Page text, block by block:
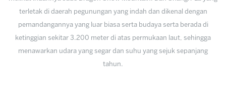
terletak di daerah pegunungan yang indah dan dikenal dengan
pemandangannya yang luar biasa serta budaya serta berada di
ketinggian sekitar 3.200 meter di atas permukaan laut, sehingga
menawarkan udara yang segar dan suhu yang sejuk sepanjang
tahun.